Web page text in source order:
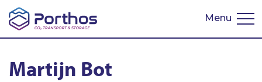
Menu
English
Martijn Bot